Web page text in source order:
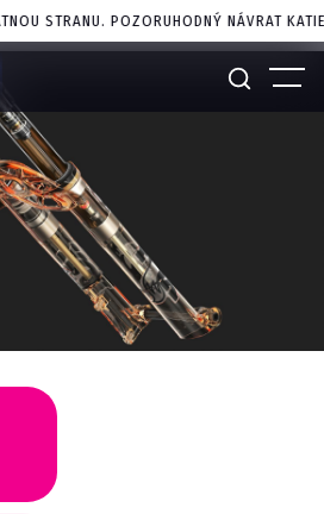
POZORUHODNÝ NÁVRAT KATIE